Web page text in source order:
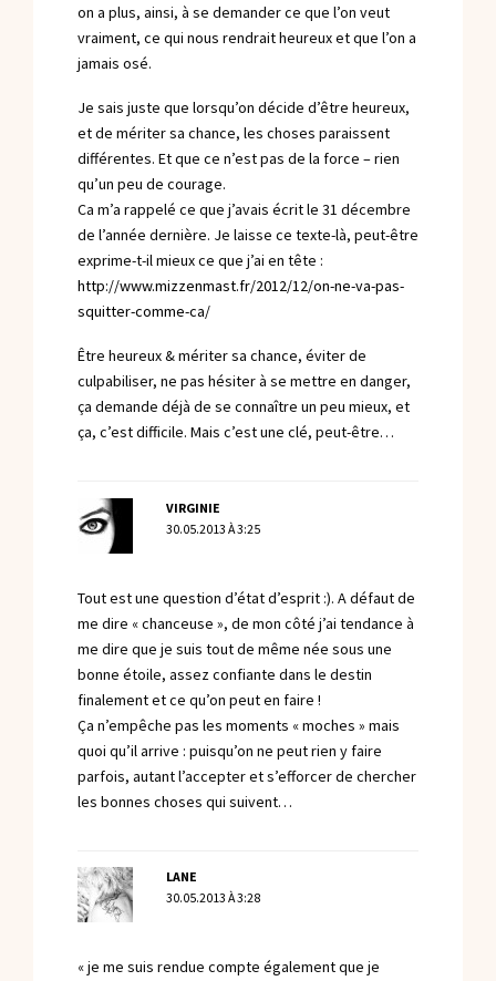
on a plus, ainsi, à se demander ce que l’on veut
vraiment, ce qui nous rendrait heureux et que l’on a
jamais osé.
Je sais juste que lorsqu’on décide d’être heureux,
et de mériter sa chance, les choses paraissent
différentes. Et que ce n’est pas de la force – rien
qu’un peu de courage.
Ca m’a rappelé ce que j’avais écrit le 31 décembre
de l’année dernière. Je laisse ce texte-là, peut-être
exprime-t-il mieux ce que j’ai en tête :
http://www.mizzenmast.fr/2012/12/on-ne-va-pas-
squitter-comme-ca/
Être heureux & mériter sa chance, éviter de
culpabiliser, ne pas hésiter à se mettre en danger,
ça demande déjà de se connaître un peu mieux, et
ça, c’est difficile. Mais c’est une clé, peut-être…
VIRGINIE
30.05.2013 À 3:25
Tout est une question d’état d’esprit :). A défaut de
me dire « chanceuse », de mon côté j’ai tendance à
me dire que je suis tout de même née sous une
bonne étoile, assez confiante dans le destin
finalement et ce qu’on peut en faire !
Ça n’empêche pas les moments « moches » mais
quoi qu’il arrive : puisqu’on ne peut rien y faire
parfois, autant l’accepter et s’efforcer de chercher
les bonnes choses qui suivent…
LANE
30.05.2013 À 3:28
« je me suis rendue compte également que je